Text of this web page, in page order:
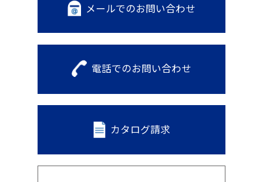
メールでのお問い合わせ
電話でのお問い合わせ
カタログ請求